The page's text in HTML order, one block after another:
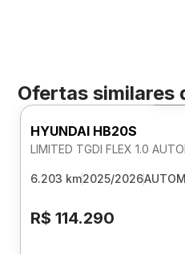
Ofertas similares
HYUNDAI HB20S
LIMITED TGDI FLEX 1.0
6.203 km2025/2026
R$ 114.290